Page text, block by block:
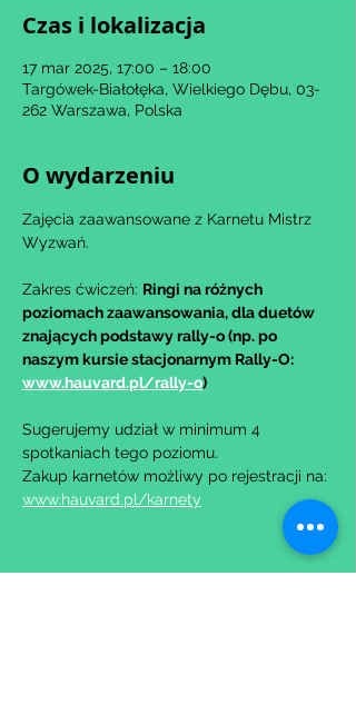
Czas i lokalizacja
17 mar 2025, 17:00 – 18:00
Targówek-Białołęka, Wielkiego Dębu, 03-
262 Warszawa, Polska
O wydarzeniu
Zajęcia zaawansowane z Karnetu Mistrz
Wyzwań.
Zakres ćwiczeń: Ringi na różnych
poziomach zaawansowania, dla duetów
znających podstawy rally-o (np. po
naszym kursie stacjonarnym Rally-O:
www.hauvard.pl/rally-o)
Sugerujemy udział w minimum 4
spotkaniach tego poziomu.
Zakup karnetów możliwy po rejestracji na:
www.hauvard.pl/karnety